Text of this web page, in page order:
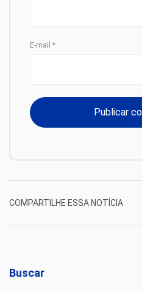
E-mail *
COMPARTILHE ESSA NOTÍCIA
Buscar